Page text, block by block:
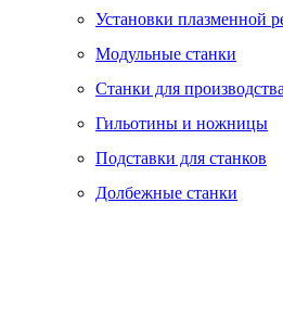
Установки плазменной
Модульные станки
Станки для
Гильотины и ножницы
Подставки для станков
Долбежные станки